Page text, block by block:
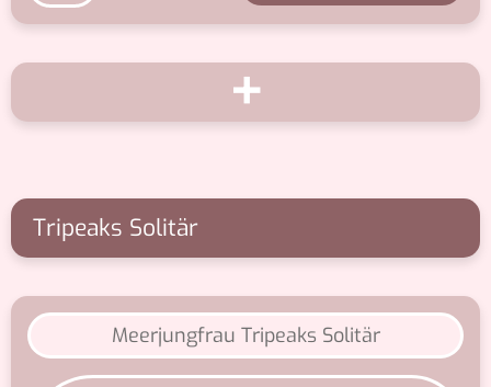
+
Tripeaks Solitär
Meerjungfrau Tripeaks Solitär